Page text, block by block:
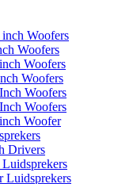
Woofers
Woofers
Woofers
Woofers
Woofers
Woofers
Woofer
Drivers
Luidsprekers